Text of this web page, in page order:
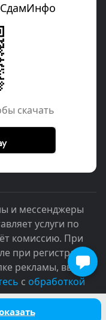
скачать
и мессенджеры
услуги по
комиссию. При
при регистрации,
рекламы, вы
с обработкой